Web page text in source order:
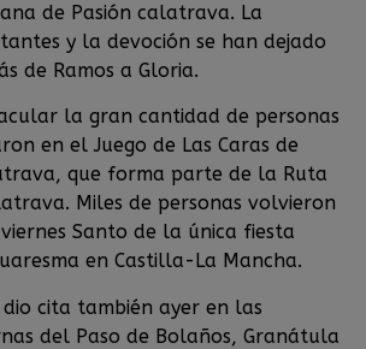
de Pasión calatrava. La
y la devoción se han dejado
de Ramos a Gloria.
la gran cantidad de personas
en el Juego de Las Caras de
que forma parte de la Ruta
Miles de personas volvieron
Santo de la única fiesta
en Castilla-La Mancha.
cita también ayer en las
del Paso de Bolaños, Granátula